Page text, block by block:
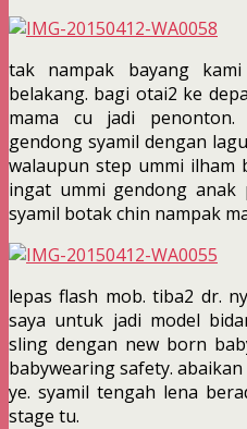
tak nampak bayang
belakang. bagi otai2 ke
mama cu jadi
gendong syamil dengan
walaupun step ummi ilham
ingat ummi gendong anak
syamil botak chin nampak
lepas flash mob. tiba2 dr.
saya untuk jadi model
sling dengan new born
babywearing safety.
ye. syamil tengah lena
stage tu.